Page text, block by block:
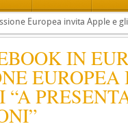
Europea invita Apple e
IN